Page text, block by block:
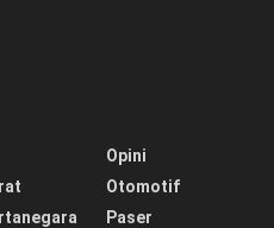
Opini
Otomotif
Paser